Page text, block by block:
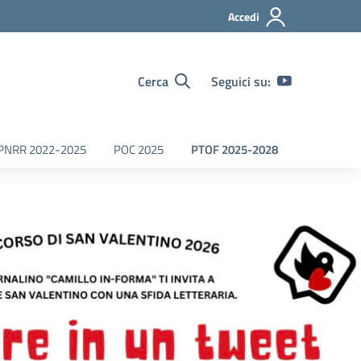
Accedi
Cerca Seguici su:
2022-2025 POC 2025 PTOF 2025-2028